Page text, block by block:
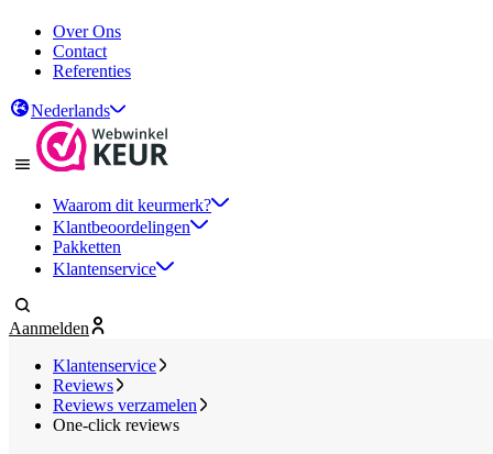
Over Ons
Contact
Referenties
Nederlands
Waarom dit keurmerk?
Klantbeoordelingen
Pakketten
Klantenservice
Aanmelden
Klantenservice
Reviews
Reviews verzamelen
One-click reviews